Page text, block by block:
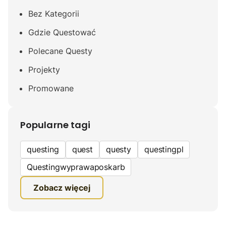
Bez Kategorii
Gdzie Questować
Polecane Questy
Projekty
Promowane
Popularne tagi
questing quest questy
questingpl
Questingwyprawaposkarb
edukacyjna gra terenowa
fundacja questingu
Zobacz więcej